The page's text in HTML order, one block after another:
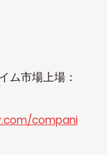
ム市場上場：
compani